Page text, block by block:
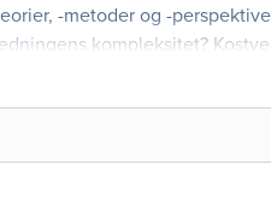
-metoder og -
kompleksitet?